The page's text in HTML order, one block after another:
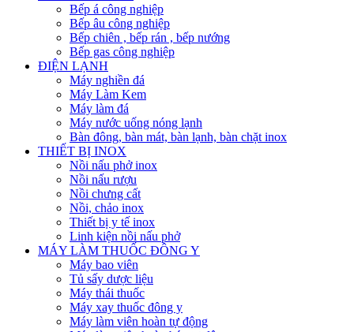
Bếp á công nghiệp
Bếp âu công nghiệp
Bếp chiên , bếp rán , bếp nướng
Bếp gas công nghiệp
ĐIỆN LẠNH
Máy nghiền đá
Máy Làm Kem
Máy làm đá
Máy nước uống nóng lạnh
Bàn đông, bàn mát, bàn lạnh, bàn chặt inox
THIẾT BỊ INOX
Nồi nấu phở inox
Nồi nấu rượu
Nồi chưng cất
Nồi, chảo inox
Thiết bị y tế inox
Linh kiện nồi nấu phở
MÁY LÀM THUỐC ĐÔNG Y
Máy bao viên
Tủ sấy dược liệu
Máy thái thuốc
Máy xay thuốc đông y
Máy làm viên hoàn tự động